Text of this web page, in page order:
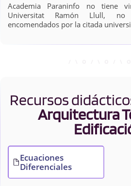
Academia Paraninfo no tiene
Universitat Ramón Llull, no
encomendados por la citada
Recursos
Arquitectura
Ecuaciones
Diferenciales